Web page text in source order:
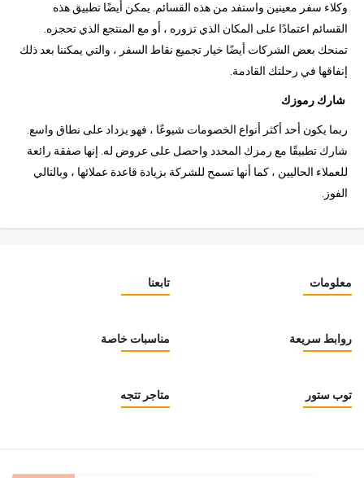
وكلاء سفر معينين واستفد من هذه القسائم. يمكن أيضًا تطبيق هذه
القسائم اعتمادًا على المكان الذي تزوره ، أو مع المنتجع الذي تحجزه.
تمنحك بعض الشركات أيضًا خيار تجميع نقاط السفر ، والتي يمكننا بعد ذلك
إنفاقها في رحلتك القادمة.
شارك رموزك
ربما يكون أحد أكثر أنواع الخصومات شيوعًا ، فهو يزداد على نطاق واسع.
شارك تطبيقًا مع رمزك المحدد واحصل على عروض له. إنها صفقة رائعة
للعملاء الحاليين ، كما أنها تسمح للشركة بزيادة قاعدة عملائها ، وبالتالي
الفوز.
تابعنا معلومات
مناسبات خاصة روابط سريعة
متاجر تتجه توب ستور